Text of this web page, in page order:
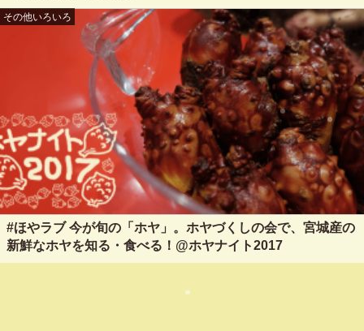
その他いろいろ
#ほやラブ 今が旬の「ホヤ」。ホヤづくしの会で、宮城産の
新鮮なホヤを知る・食べる！@ホヤナイト2017